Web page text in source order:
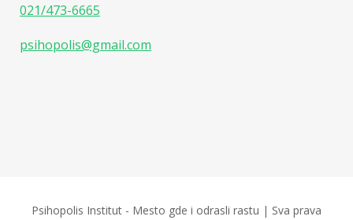
021/473-6665
psihopolis@gmail.com
Psihopolis Institut - Mesto gde i odrasli rastu | Sva prava